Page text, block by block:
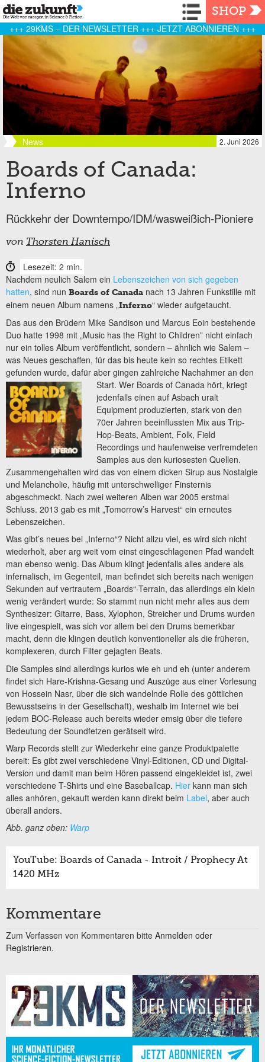
Navigation
SHOP
+++ 29KMS – DER NEWSLETTER +++ JETZT ABONNIEREN +++
News 2. Juni 2026
Boards of Canada:
Inferno
Rückkehr der Downtempo/IDM/wasweißich-Pioniere
von Thorsten Hanisch
Lesezeit: 2 min.
Nachdem neulich Salem ein Lebenszeichen von sich gegeben
hatten, sind nun Boards of Canada nach 13 Jahren Funkstille mit
einem neuen Album namens „Inferno“ wieder aufgetaucht.
Das aus den Brüdern Mike Sandison und Marcus Eoin bestehende
Duo hatte 1998 mit „Music has the Right to Children” nicht einfach
nur ein tolles Album veröffentlicht, sondern – ähnlich wie Salem –
was Neues geschaffen, für das bis heute kein so rechtes Etikett
gefunden wurde, dafür aber gingen zahlreiche Nachahmer an den
Start.Wer Boards of Canada hört, kriegt
jedenfalls einen auf Asbach uralt
Equipment produzierten, stark von den
70er Jahren beeinflussten Mix aus Trip-
Hop-Beats, Ambient, Folk, Field
Recordings und haufenweise verfremdeten
Samples aus den kuriosesten Quellen.
Zusammengehalten wird das von einem dicken Sirup aus Nostalgie
und Melancholie, häufig mit unterschwelliger Finsternis
abgeschmeckt. Nach zwei weiteren Alben war 2005 erstmal
Schluss. 2013 gab es mit „Tomorrow’s Harvest“ ein erneutes
Lebenszeichen.
Was gibt’s neues bei „Inferno“? Nicht allzu viel, es wird sich nicht
wiederholt, aber arg weit vom einst eingeschlagenen Pfad wandelt
man ebenso wenig. Das Album klingt jedenfalls alles andere als
infernalisch, im Gegenteil, man befindet sich bereits nach wenigen
Sekunden auf vertrautem „Boards“-Terrain, das allerdings ein klein
wenig verändert wurde: So stammt nun nicht mehr alles aus dem
Synthesizer: Gitarre, Bass, Xylophon, Streicher und Drums wurden
live eingespielt, was sich vor allem bei den Drums bemerkbar
macht, denn die klingen deutlich konventioneller als die früheren,
komplexeren, durch Filter gejagten Beats.
Die Samples sind allerdings kurios wie eh und eh (unter anderem
findet sich Hare-Krishna-Gesang und Auszüge aus einer Vorlesung
von Hossein Nasr, über die sich wandelnde Rolle des göttlichen
Bewusstseins in der Gesellschaft), weshalb im Internet wie bei
jedem BOC-Release auch bereits wieder emsig über die tiefere
Bedeutung der Soundfetzen gerätselt wird.
Warp Records stellt zur Wiederkehr eine ganze Produktpalette
bereit: Es gibt zwei verschiedene Vinyl-Editionen, CD und Digital-
Version und damit man beim Hören passend eingekleidet ist, zwei
verschiedene T-Shirts und eine Baseballcap. Hier kann man sich
alles anhören, gekauft werden kann direkt beim Label, aber auch
überall anders.
Abb. ganz oben: Warp
YouTube: Boards of Canada - Introit / Prophecy At
1420 MHz
Kommentare
Zum Verfassen von Kommentaren bitte Anmelden oder
Registrieren.